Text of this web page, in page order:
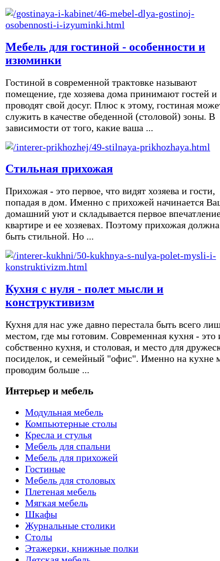
Мебель для гостиной - особенности и
изюминки
Гостиной в современной трактовке называют
помещение, где хозяева дома принимают гостей и
проводят свой досуг. Плюс к этому, гостиная
служить в качестве обеденной (столовой) зоны. В
зависимости от того, какие ваша ...
Стильная прихожая
Прихожая - это первое, что видят хозяева и гости,
попадая в дом. Именно с прихожей начинается
домашний уют и складывается первое
квартире и ее хозяевах. Поэтому прихожая должна
быть стильной. Но ...
Кухня с нуля - полет мысли и
конструктивизм
Кухня для нас уже давно перестала быть всего
местом, где мы готовим. Современная кухня - это
собственно кухня, и столовая, и место для
посиделок, и семейный "офис". Именно на кухне
проводим больше ...
Интерьер и мебель
Модульная мебель
Компьютерные столы
Кресла и стулья
Мебель для спальни
Мебель для прихожей
Гостиные
Мебель для столовых
Плетеная мебель
Мягкая мебель
Шкафы
Журнальные столики
Столы
Этажерки, книжные полки